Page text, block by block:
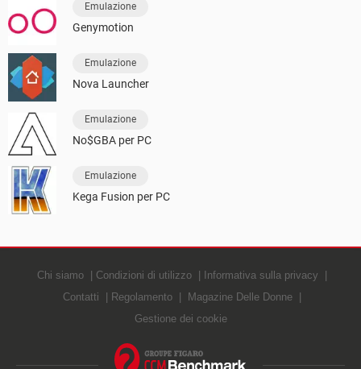
Emulazione
Genymotion
Emulazione
Nova Launcher
Emulazione
No$GBA per PC
Emulazione
Kega Fusion per PC
Chi siamo Condizioni di utilizzo
Informativa sulla privacy
Contatti
Regolamento
Magazine Delle Donne
Gestione dei cookie